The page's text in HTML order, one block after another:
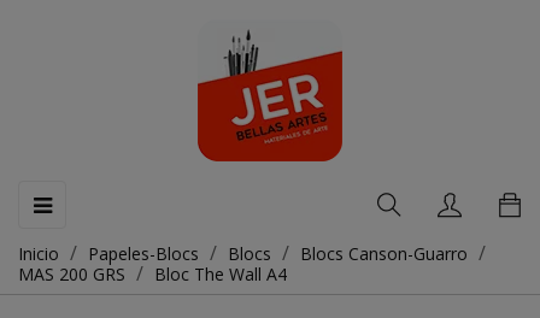
Navegación
palanca
☰
Inicio Papeles-Blocs Blocs
Blocs Canson-Guarro
MAS 200 GRS
Bloc The Wall A4